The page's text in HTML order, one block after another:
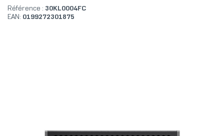
Référence : 30KL0004FC
EAN: 0199272301875